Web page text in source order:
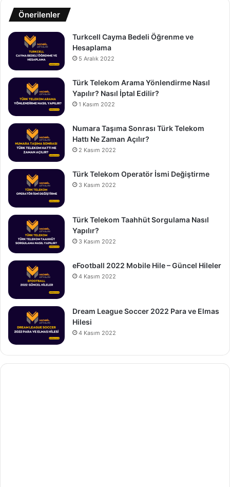
Önerilenler
Turkcell Cayma Bedeli Öğrenme ve
Hesaplama
5 Aralık 2022
Türk Telekom Arama Yönlendirme Nasıl
Yapılır? Nasıl İptal Edilir?
1 Kasım 2022
Numara Taşıma Sonrası Türk Telekom
Hattı Ne Zaman Açılır?
2 Kasım 2022
Türk Telekom Operatör İsmi Değiştirme
3 Kasım 2022
Türk Telekom Taahhüt Sorgulama Nasıl
Yapılır?
3 Kasım 2022
eFootball 2022 Mobile Hile – Güncel Hileler
4 Kasım 2022
Dream League Soccer 2022 Para ve Elmas
Hilesi
4 Kasım 2022